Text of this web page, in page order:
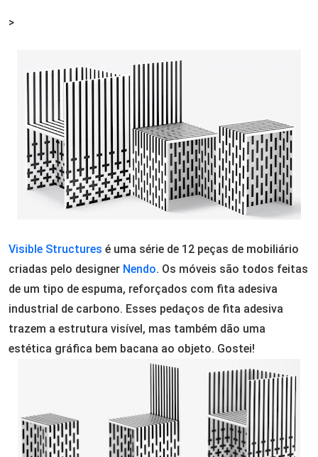
>
Visible Structures é uma série de 12 peças de mobiliário
criadas pelo designer Nendo. Os móveis são todos feitas
de um tipo de espuma, reforçados com fita adesiva
industrial de carbono. Esses pedaços de fita adesiva
trazem a estrutura visível, mas também dão uma
estética gráfica bem bacana ao objeto. Gostei!